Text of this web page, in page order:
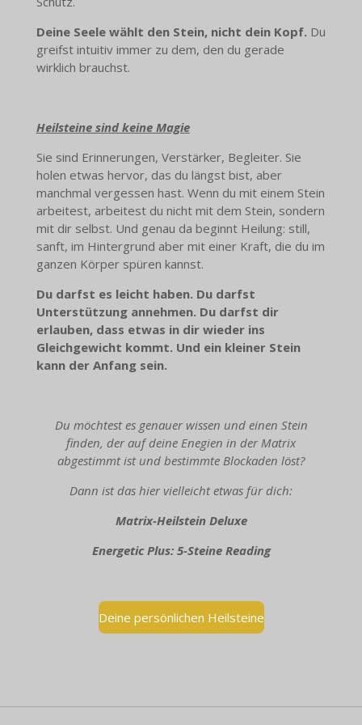
Deine Seele wählt den Stein, nicht dein Kopf. Du
greifst intuitiv immer zu dem, den du gerade
wirklich brauchst.
Heilsteine sind keine Magie
Sie sind Erinnerungen, Verstärker, Begleiter. Sie
holen etwas hervor, das du längst bist, aber
manchmal vergessen hast. Wenn du mit einem Stein
arbeitest, arbeitest du nicht mit dem Stein, sondern
mit dir selbst. Und genau da beginnt Heilung: still,
sanft, im Hintergrund aber mit einer Kraft, die du im
ganzen Körper spüren kannst.
Du darfst es leicht haben. Du darfst
Unterstützung annehmen. Du darfst dir
erlauben, dass etwas in dir wieder ins
Gleichgewicht kommt. Und ein kleiner Stein
kann der Anfang sein.
Du möchtest es genauer wissen und einen Stein
finden, der auf deine Enegien in der Matrix
abgestimmt ist und bestimmte Blockaden löst?
Dann ist das hier vielleicht etwas für dich:
Matrix-Heilstein Deluxe
Energetic Plus: 5-Steine Reading
Deine persönlichen Heilsteine